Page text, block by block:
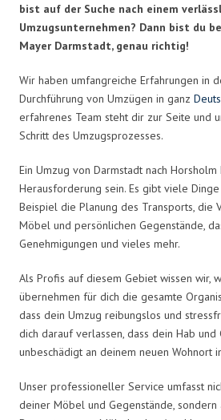
bist auf der Suche nach einem
Umzugsunternehmen? Dann bist du
Mayer Darmstadt, genau richtig!
Wir haben umfangreiche Erfahrungen in
Durchführung von Umzügen in ganz
erfahrenes Team steht dir zur Seite und
Schritt des Umzugsprozesses.
Ein Umzug von Darmstadt nach
Herausforderung sein. Es gibt viele
Beispiel die Planung des Transports, die
Möbel und persönlichen Gegenstände,
Genehmigungen und vieles mehr.
Als Profis auf diesem Gebiet wissen wir,
übernehmen für dich die gesamte
dass dein Umzug reibungslos und
dich darauf verlassen, dass dein Hab und
unbeschädigt an deinem neuen Wohnort
Unser professioneller Service umfasst
deiner Möbel und Gegenstände, sondern